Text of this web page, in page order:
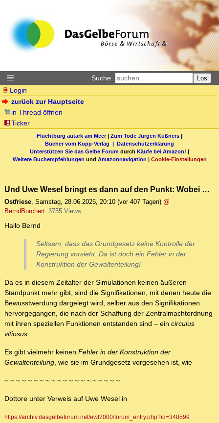
Suche: Los
Login
zurück zur Hauptseite
in Thread öffnen
Ticker
Fluchtburg autark am Meer| Zum Tode Jürgen Küßners |
Bücher vom Kopp-Verlag | Datenschutzerklärung
Unterstützen Sie das Gelbe Forum durch Käufe bei Amazon! |
Weitere Buchempfehlungen und Amazonnavigation | Cookie-Einstellungen
Und Uwe Wesel bringt es dann auf den Punkt: Wobei …
Ostfriese, Samstag, 28.06.2025, 20:10 (vor 407 Tagen) @
BerndBorchert 3755 Views
Hallo Bernd
Seltsam, dass das Grundgesetz keine Kontrolle der
Regierung vorsieht. Da ist doch ein Fehler in der
Konstruktion der Gewaltenteilung!
Da es in diesem Zeitalter der Simulationen keinen äußeren
Standpunkt mehr gibt, sind die Signifikationen, mit denen heute die
Bewusstwerdung dargelegt wird, selber aus den Signifikationen
hervorgegangen, die nach der Schaffung der Zentralmachtordnung
mit ihren speziellen Funktionen entstanden sind – ein circulus
vitiosus.
Es gibt vielmehr keinen Fehler in der Konstruktion der
Gewaltenteilung, wie sie im Grundgesetz vorgesehen ist, wie
~ ~ ~ ~ ~ ~ ~ ~ ~ ~ ~ ~ ~ ~ ~ ~ ~ ~ ~ ~
Dottore unter Verweis auf Uwe Wesel in
https://archiv.dasgelbeforum.net/ewf2000/forum_entry.php?id=348599